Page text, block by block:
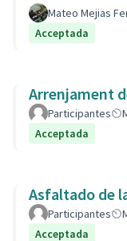
Mateo Mejias
Acceptada
Arrenjament
Participantes
Acceptada
Asfaltado de
Participantes
Acceptada